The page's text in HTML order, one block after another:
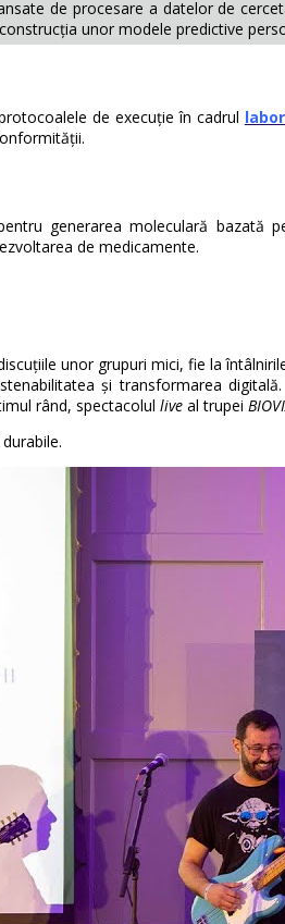
de procesare a datelor de
unor modele predictive
de execuție în cadrul
generarea moleculară bazată
de medicamente.
unor grupuri mici, fie la
și transformarea
rând, spectacolul live al trupei